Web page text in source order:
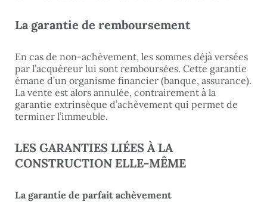
La garantie de remboursement
En cas de non-achèvement, les sommes déjà versées
par l’acquéreur lui sont remboursées. Cette garantie
émane d’un organisme financier (banque, assurance).
La vente est alors annulée, contrairement à la
garantie extrinsèque d’achèvement qui permet de
terminer l’immeuble.
LES GARANTIES LIÉES À LA
CONSTRUCTION ELLE-MÊME
La garantie de parfait achèvement